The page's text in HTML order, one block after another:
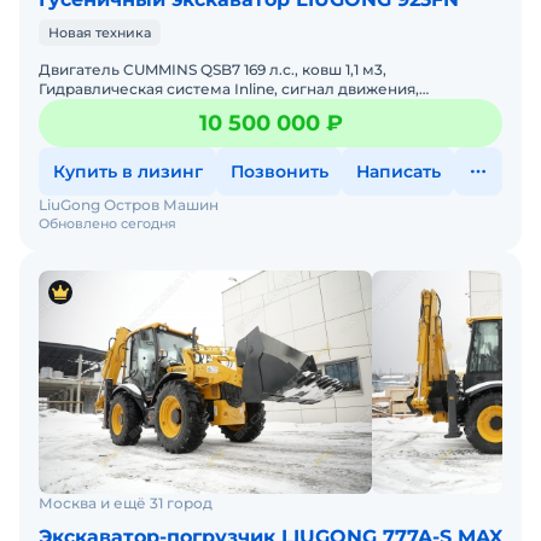
Возможна продажа в лизинг. Не требует
вложений. Помогу с доставкой.
Новая техника
Двигатель CUMMINS QSB7 169 л.с., ковш 1,1 м3,
Гидравлическая система Inline, сигнал движения,
проблесковый маячок, обогреватель, кондиционер,
магнитола, ширина
10 500 000 ₽
Купить в лизинг Позвонить Написать
Обновлено сегодня
LiuGong Остров Машин
Москва и ещё 31 город